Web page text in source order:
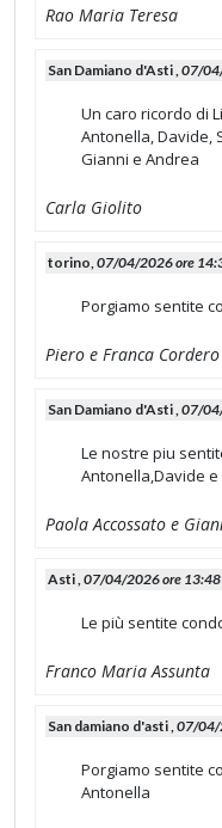
Rao Maria Teresa
San Damiano d'Asti ,07/
Un caro ricordo di
Antonella, Davide,
Gianni e Andrea
Carla Giolito
torino,07/04/2026 ore
Porgiamo sentite
Piero e Franca Cordero
San Damiano d'Asti ,07/
Le nostre piu
Antonella,Davide e
Paola Accossato e
Asti ,07/04/2026 ore 13:48
Le più sentite
Franco Maria Assunta
San damiano d'asti ,07/04/
Porgiamo sentite
Antonella